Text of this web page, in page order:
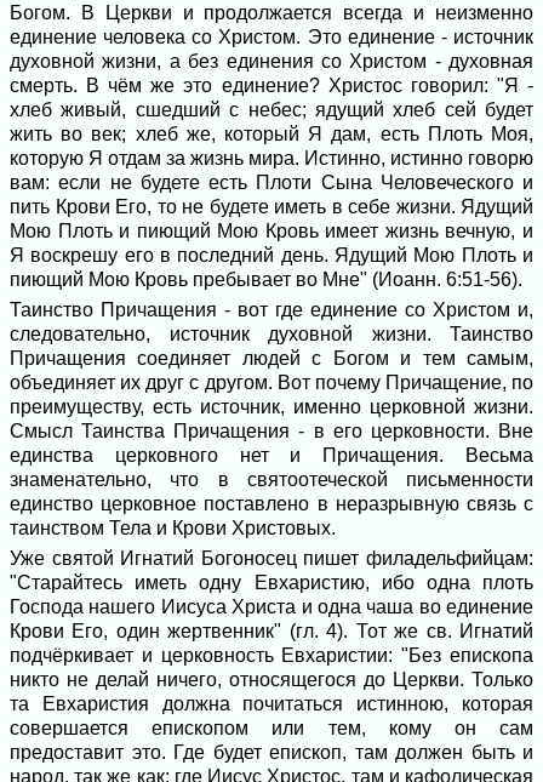
Богом. В Церкви и продолжается всегда и неизменно
единение человека со Христом. Это единение - источник
духовной жизни, а без единения со Христом - духовная
смерть. В чём же это единение? Христос говорил: "Я -
хлеб живый, сшедший с небес; ядущий хлеб сей будет
жить во век; хлеб же, который Я дам, есть Плоть Моя,
которую Я отдам за жизнь мира. Истинно, истинно говорю
вам: если не будете есть Плоти Сына Человеческого и
пить Крови Его, то не будете иметь в себе жизни. Ядущий
Мою Плоть и пиющий Мою Кровь имеет жизнь вечную, и
Я воскрешу его в последний день. Ядущий Мою Плоть и
пиющий Мою Кровь пребывает во Мне" (Иоанн. 6:51-56).
Таинство Причащения - вот где единение со Христом и,
следовательно, источник духовной жизни. Таинство
Причащения соединяет людей с Богом и тем самым,
объединяет их друг с другом. Вот почему Причащение, по
преимуществу, есть источник, именно церковной жизни.
Смысл Таинства Причащения - в его церковности. Вне
единства церковного нет и Причащения. Весьма
знаменательно, что в святоотеческой письменности
единство церковное поставлено в неразрывную связь с
таинством Тела и Крови Христовых.
Уже святой Игнатий Богоносец пишет филадельфийцам:
"Старайтесь иметь одну Евхаристию, ибо одна плоть
Господа нашего Иисуса Христа и одна чаша во единение
Крови Его, один жертвенник" (гл. 4). Тот же св. Игнатий
подчёркивает и церковность Евхаристии: "Без епископа
никто не делай ничего, относящегося до Церкви. Только
та Евхаристия должна почитаться истинною, которая
совершается епископом или тем, кому он сам
предоставит это. Где будет епископ, там должен быть и
народ, так же как: где Иисус Христос, там и кафолическая